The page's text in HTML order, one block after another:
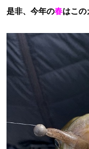
是非、今年の春はこの